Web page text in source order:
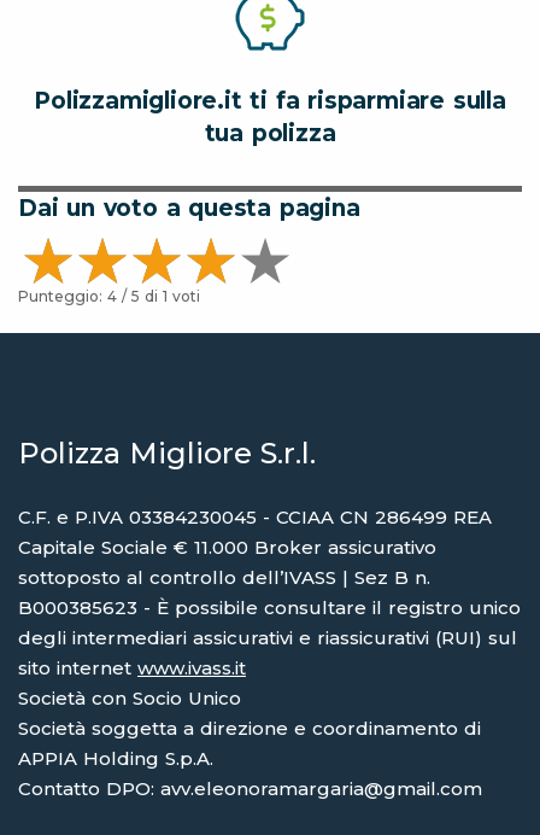
Polizzamigliore.it ti fa risparmiare sulla
tua polizza
Dai un voto a questa pagina
Punteggio: 4 / 5 di 1 voti
Polizza Migliore S.r.l.
C.F. e P.IVA 03384230045 - CCIAA CN 286499 REA
Capitale Sociale € 11.000 Broker assicurativo
sottoposto al controllo dell’IVASS | Sez B n.
B000385623 - È possibile consultare il registro unico
degli intermediari assicurativi e riassicurativi (RUI) sul
sito internet www.ivass.it
Società con Socio Unico
Società soggetta a direzione e coordinamento di
APPIA Holding S.p.A.
Contatto DPO: avv.eleonoramargaria@gmail.com